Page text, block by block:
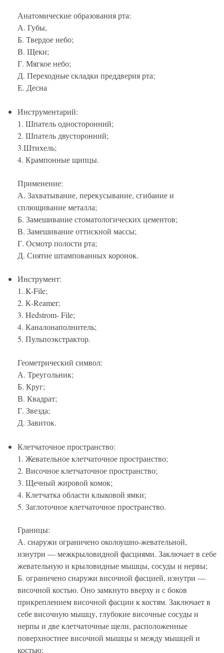
Анатомические образования рта:
А. Губы,
Б. Твердое небо;
В. Щеки;
Г. Мягкое небо;
Д. Переходные складки преддверия рта;
Е. Десна
Инструментарий:
1. Шпатель односторонний;
2. Шпатель двусторонний;
3.Штихель;
4. Крампонные щипцы.
Применение:
А. Захватывание, перекусывание, сгибание и
сплющивание металла;
Б. Замешивание стоматологических цементов;
В. Замешивание оттискной массы;
Г. Осмотр полости рта;
Д. Снятие штампованных коронок.
Инструмент:
1. K-File;
2. К-Reamer;
3. Hedstrom- File;
4. Каналонаполнитель;
5. Пульпоэкстрактор.
Геометрический символ:
А. Треугольник;
Б. Круг;
В. Квадрат;
Г. Звезда;
Д. Завиток.
Клетчаточное пространство:
1. Жевательное клетчаточное пространство;
2. Височное клетчаточное пространство;
3. Щечный жировой комок;
4. Клетчатка области клыковой ямки;
5. Заглоточное клетчаточное пространство.
Границы:
А. снаружи ограничено околоушно-жевательной,
изнутри — межкрыловидной фасциями. Заключает в себе
жевательную и крыловидные мышцы, сосуды и нервы;
Б. ограничено снаружи височной фасцией, изнутри —
височной костью. Оно замкнуто вверху и с боков
прикреплением височной фасции к костям. Заключает в
себе височную мышцу, глубокие височные сосуды и
нерпы и две клетчаточные щели, расположенные
поверхностнее височной мышцы и между мышцей и
костью;